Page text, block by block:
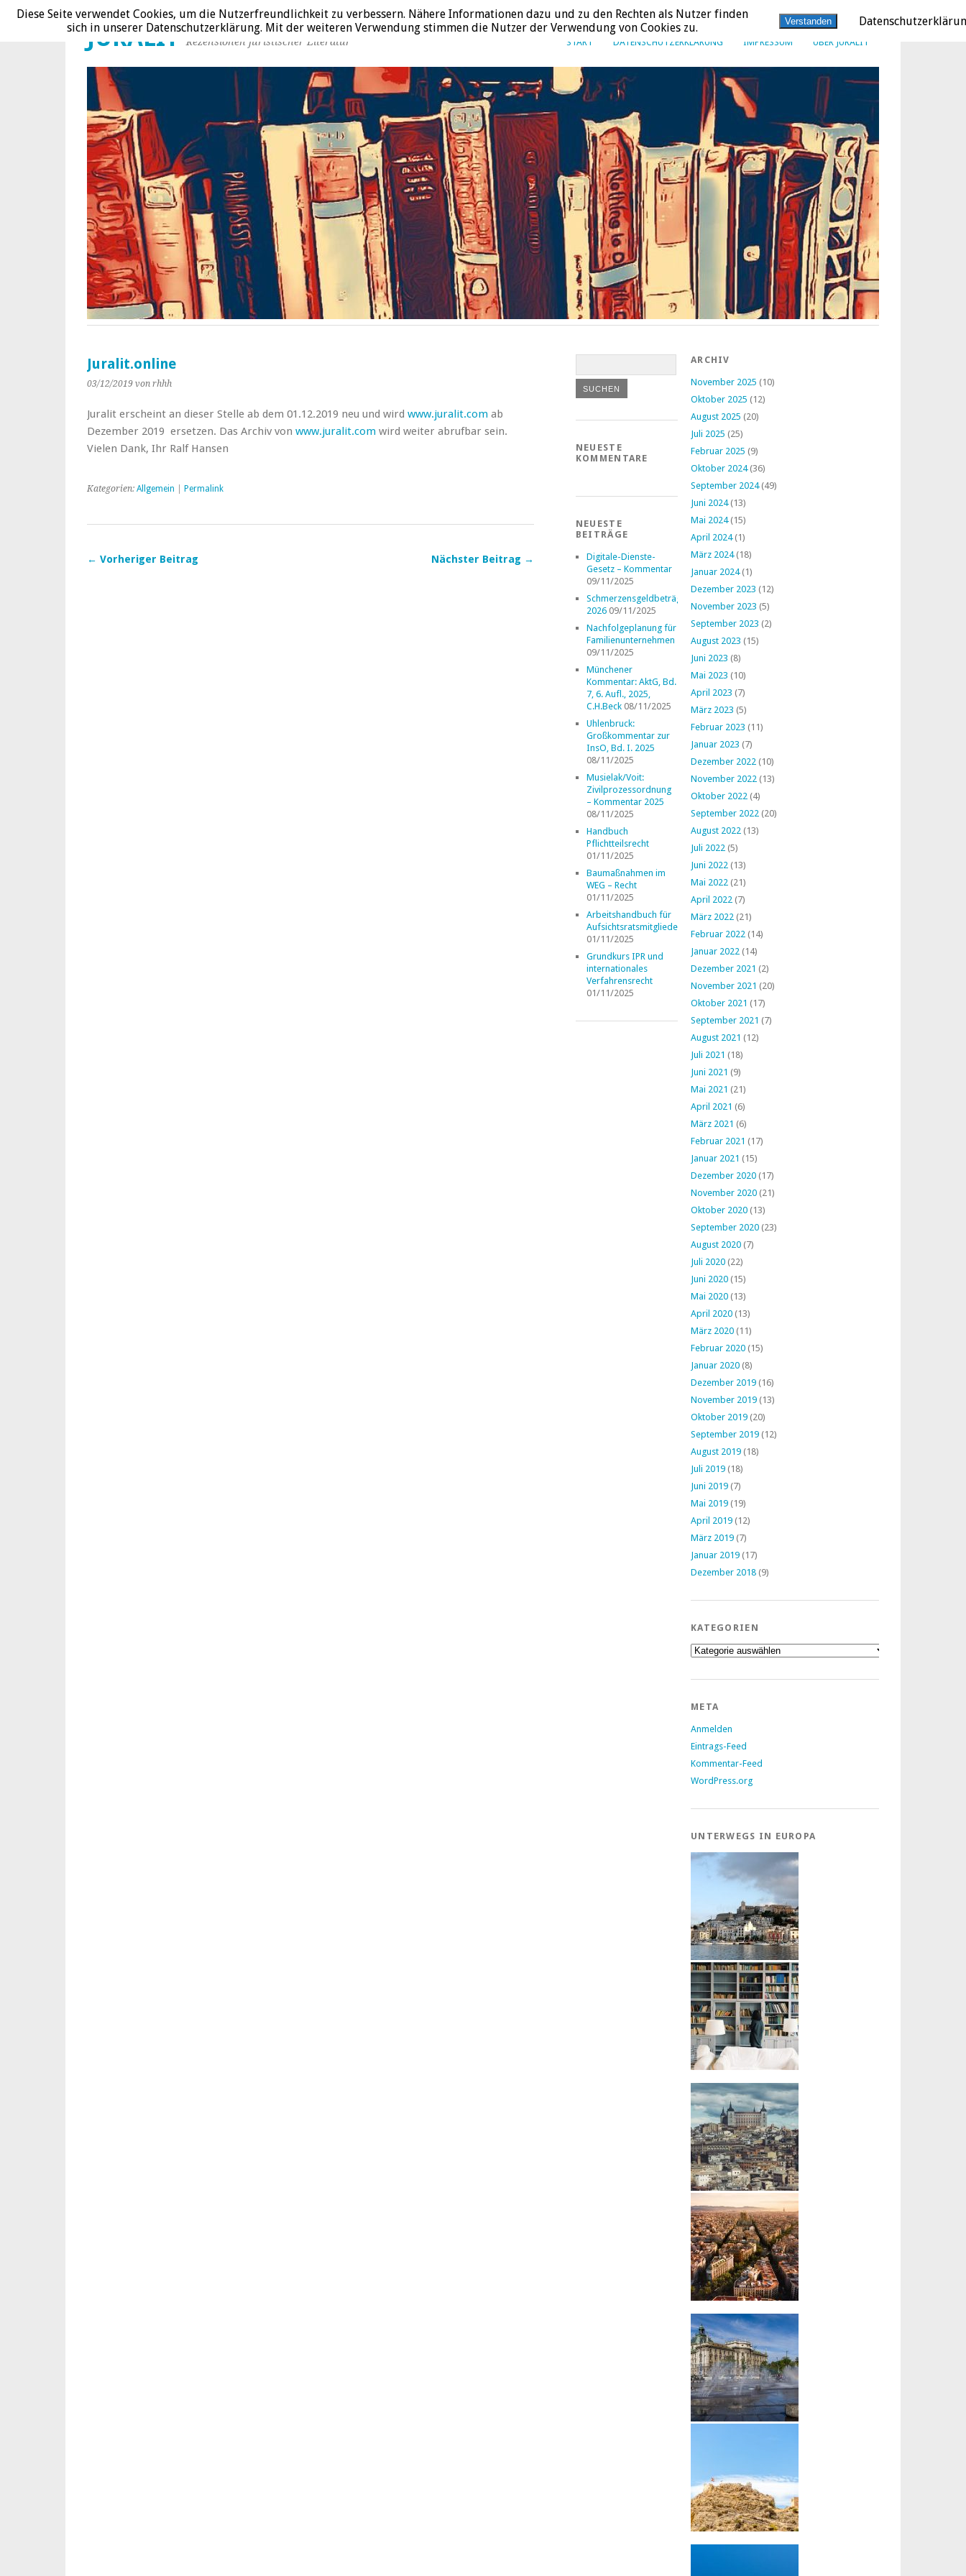
START DATENSCHUTZERKLÄRUNG IMPRESSUM ÜBER JURALIT
JURALIT Rezensionen juristischer Literatur
Juralit.online
03/12/2019 von rhhh
Juralit erscheint an dieser Stelle ab dem 01.12.2019 neu und wird www.juralit.com ab
Dezember 2019 ersetzen. Das Archiv von www.juralit.com wird weiter abrufbar sein.
Vielen Dank, Ihr Ralf Hansen
Kategorien: Allgemein Permalink
← Vorheriger Beitrag Nächster Beitrag →
NEUESTE
KOMMENTARE
NEUESTE
BEITRÄGE
Digitale-Dienste-
Gesetz – Kommentar
09/11/2025
Schmerzensgeldbeträge
2026 09/11/2025
Nachfolgeplanung für
Familienunternehmen
09/11/2025
Münchener
Kommentar: AktG, Bd.
7, 6. Aufl., 2025,
C.H.Beck 08/11/2025
Uhlenbruck:
Großkommentar zur
InsO, Bd. I. 2025
08/11/2025
Musielak/Voit:
Zivilprozessordnung
– Kommentar 2025
08/11/2025
Handbuch
Pflichtteilsrecht
01/11/2025
Baumaßnahmen im
WEG – Recht
01/11/2025
Arbeitshandbuch für
Aufsichtsratsmitglieder
01/11/2025
Grundkurs IPR und
internationales
Verfahrensrecht
01/11/2025
ARCHIV
November 2025 (10)
Oktober 2025 (12)
August 2025 (20)
Juli 2025 (25)
Februar 2025 (9)
Oktober 2024(36)
September 2024(49)
Juni 2024(13)
Mai 2024(15)
April 2024(1)
März 2024(18)
Januar 2024(1)
Dezember 2023 (12)
November 2023 (5)
September 2023 (2)
August 2023 (15)
Juni 2023 (8)
Mai 2023 (10)
April 2023 (7)
März 2023 (5)
Februar 2023 (11)
Januar 2023 (7)
Dezember 2022 (10)
November 2022 (13)
Oktober 2022 (4)
September 2022 (20)
August 2022 (13)
Juli 2022 (5)
Juni 2022 (13)
Mai 2022 (21)
April 2022 (7)
März 2022 (21)
Februar 2022 (14)
Januar 2022 (14)
Dezember 2021 (2)
November 2021 (20)
Oktober 2021 (17)
September 2021 (7)
August 2021 (12)
Juli 2021 (18)
Juni 2021 (9)
Mai 2021 (21)
April 2021 (6)
März 2021 (6)
Februar 2021 (17)
Januar 2021 (15)
Dezember 2020 (17)
November 2020 (21)
Oktober 2020 (13)
September 2020 (23)
August 2020 (7)
Juli 2020 (22)
Juni 2020 (15)
Mai 2020 (13)
April 2020 (13)
März 2020 (11)
Februar 2020 (15)
Januar 2020 (8)
Dezember 2019 (16)
November 2019 (13)
Oktober 2019 (20)
September 2019 (12)
August 2019 (18)
Juli 2019 (18)
Juni 2019 (7)
Mai 2019 (19)
April 2019 (12)
März 2019 (7)
Januar 2019 (17)
Dezember 2018 (9)
KATEGORIEN
Kategorien
META
Anmelden
Eintrags-Feed
Kommentar-Feed
WordPress.org
UNTERWEGS IN EUROPA
Diese Seite verwendet Cookies, um die Nutzerfreundlichkeit zu verbessern. Nähere Informationen dazu und zu den Rechten als Nutzer finden
sich in unserer Datenschutzerklärung. Mit der weiteren Verwendung stimmen die Nutzer der Verwendung von Cookies zu.
Verstanden